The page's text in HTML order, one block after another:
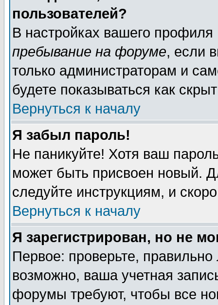
пользователей?
В настройках вашего
пребывание на форуме, если
только администраторам и
будете показываться как
Вернуться к началу
Я забыл пароль!
Не паникуйте! Хотя ваш
может быть присвоен новый.
следуйте инструкциям, и
Вернуться к началу
Я зарегистрирован, но не
Первое: проверьте,
возможно, ваша учетная
форумы требуют, чтобы все